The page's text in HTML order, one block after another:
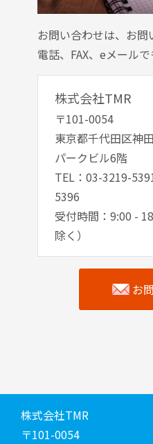
お問い合わせは、お
電話、FAX、eメール
株式会社TMR
〒101-0054
東京都千代田区神
パークビル6階
TEL：03-3219-
5396
受付時間：9:00 -
除く）
お
株式会社TMR
〒101-0054